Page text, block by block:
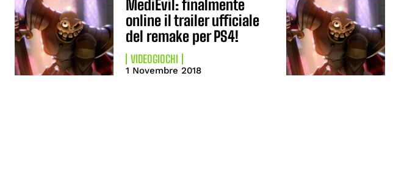
MediEvil: finalmente
online il trailer ufficiale
del remake per PS4!
VIDEOGIOCHI
1 Novembre 2018